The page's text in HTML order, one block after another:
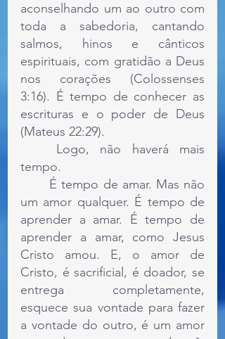
aconselhando um ao outro com
toda a sabedoria, cantando
salmos, hinos e cânticos
espirituais, com gratidão a Deus
nos corações (Colossenses
3:16). É tempo de conhecer as
escrituras e o poder de Deus
(Mateus 22:29).
tempo.
um amor qualquer. É tempo de
aprender a amar. É tempo de
aprender a amar, como Jesus
Cristo amou. E, o amor de
Cristo, é sacrificial, é doador, se
entrega completamente,
esquece sua vontade para fazer
a vontade do outro, é um amor